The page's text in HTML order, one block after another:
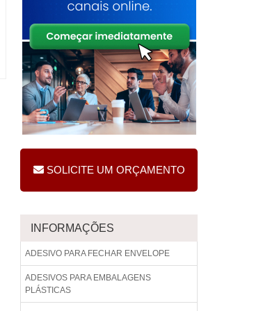
SOLICITE UM ORÇAMENTO
INFORMAÇÕES
ADESIVO PARA FECHAR ENVELOPE
ADESIVOS PARA EMBALAGENS
PLÁSTICAS